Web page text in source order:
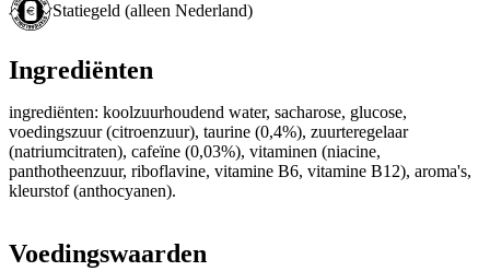
Statiegeld (alleen Nederland)
Ingrediënten
ingrediënten: koolzuurhoudend water, sacharose, glucose,
voedingszuur (citroenzuur), taurine (0,4%), zuurteregelaar
(natriumcitraten), cafeïne (0,03%), vitaminen (niacine,
panthotheenzuur, riboflavine, vitamine B6, vitamine B12), aroma's,
kleurstof (anthocyanen).
Voedingswaarden